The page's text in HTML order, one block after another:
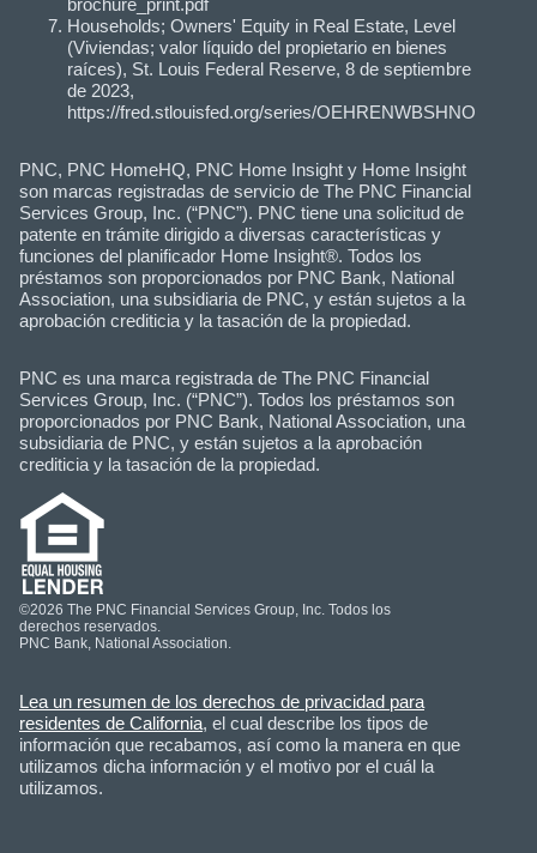
Households; Owners' Equity in Real Estate, Level
(Viviendas; valor líquido del propietario en bienes
raíces), St. Louis Federal Reserve, 8 de septiembre
de 2023,
https://fred.stlouisfed.org/series/OEHRENWBSHNO
PNC, PNC HomeHQ, PNC Home Insight y Home Insight
son marcas registradas de servicio de The PNC Financial
Services Group, Inc. (“PNC”). PNC tiene una solicitud de
patente en trámite dirigido a diversas características y
funciones del planificador Home Insight®. Todos los
préstamos son proporcionados por PNC Bank, National
Association, una subsidiaria de PNC, y están sujetos a la
aprobación crediticia y la tasación de la propiedad.
PNC es una marca registrada de The PNC Financial
Services Group, Inc. (“PNC”). Todos los préstamos son
proporcionados por PNC Bank, National Association, una
subsidiaria de PNC, y están sujetos a la aprobación
crediticia y la tasación de la propiedad.
©2026 The PNC Financial Services Group, Inc. Todos los
derechos reservados.
PNC Bank, National Association.
Lea un resumen de los derechos de privacidad para
residentes de California, el cual describe los tipos de
información que recabamos, así como la manera en que
utilizamos dicha información y el motivo por el cuál la
utilizamos.